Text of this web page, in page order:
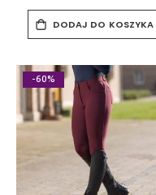
DODAJ DO KOSZYKA
-60%